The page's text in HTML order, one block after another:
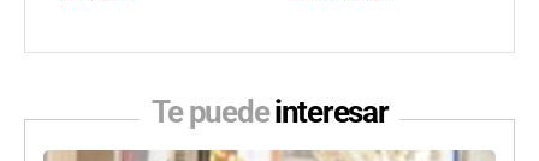
Te puedeinteresar